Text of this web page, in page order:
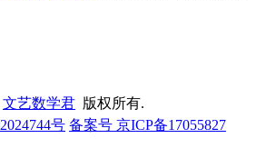
文艺数学君 版权所有.
号 备案号 京ICP备17055827